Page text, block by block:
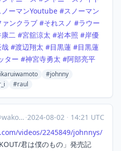
ノーマンYoutube #スノーマン
ンクラブ #それスノ #ラウー
康二 #宮舘涼太 #岩本照 #岸優
#渡辺翔太 #目黒蓮 #目黒蓮
ター #神宮寺勇太 #阿部亮平
#johnny
#raul
·2024-08-02 · 14:21 UTC
videos/2245849/johnnys/
君は僕のもの」発売記